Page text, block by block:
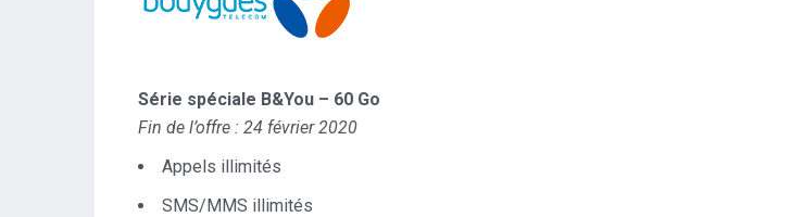
Série spéciale B&You – 60 Go
Fin de l’offre : 24 février 2020
Appels illimités
SMS/MMS illimités